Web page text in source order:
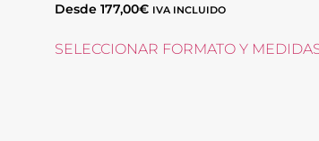
Desde 177,00€ IVA INCLUIDO
SELECCIONAR FORMATO Y